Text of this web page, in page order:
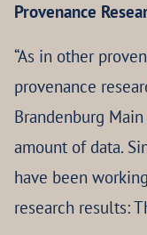
Provenance
“As in other
provenance
Brandenburg
amount of data.
have been
research results: